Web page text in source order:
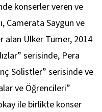
konserler veren ve
Camerata Saygun ve
alan Ülker Tümer, 2014
serisinde, Pera
Solistler” serisinde ve
ve Öğrencileri”
ile birlikte konser